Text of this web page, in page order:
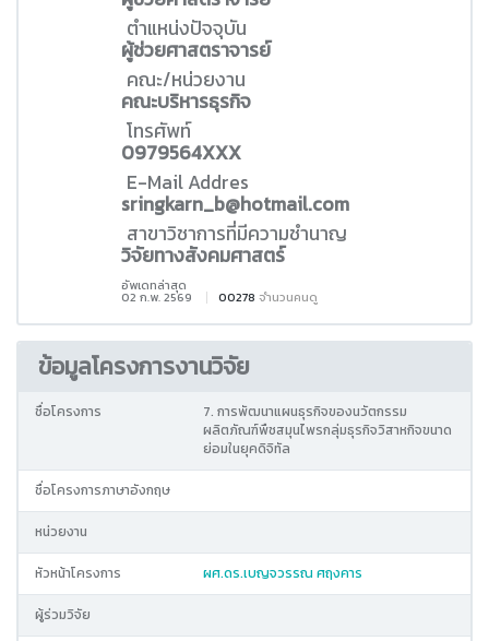
ตำแหน่งปัจจุบัน
ผู้ช่วยศาสตราจารย์
คณะ/หน่วยงาน
คณะบริหารธุรกิจ
โทรศัพท์
0979564XXX
E-Mail Addres
sringkarn_b@hotmail.com
สาขาวิชาการที่มีความชำนาญ
วิจัยทางสังคมศาสตร์
อัพเดทล่าสุด
02 ก.พ. 2569 00278 จำนวนคนดู
ข้อมูลโครงการงานวิจัย
ชื่อโครงการ
7. การพัฒนาแผนธุรกิจของนวัตกรรม
ผลิตภัณฑ์พืชสมุนไพรกลุ่มธุรกิจวิสาหกิจขนาด
ย่อมในยุคดิจิทัล
ชื่อโครงการภาษาอังกฤษ
หน่วยงาน
หัวหน้าโครงการ ผศ.ดร.เบญจวรรณ ศฤงคาร
ผู้ร่วมวิจัย